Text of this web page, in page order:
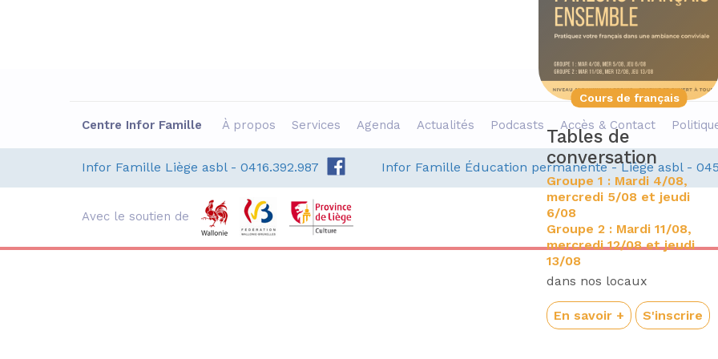
Ateliers Théâtre-
Alpha
décembre, les mercredis
matin de 9h à 12h30
L'An Vert : Rue Mathieu
Polain 4 - 4020 Liège
Ecoute collective
Créations croisées
vécues, solidarités
Cours de français
Tables de
conversation
Groupe 1 : Mardi 4/08,
mercredi 5/08 et jeudi
6/08
Groupe 2 : Mardi 11/08,
mercredi 12/08 et jeudi
13/08
dans nos locaux
En savoir + S'inscrire
Centre Infor Famille À propos Services Agenda Actualités Podcasts Accès & Contact
Infor Famille Liège asbl - 0416.392.987 Infor Famille Éducation permanente - Liège asbl -
Avec le soutien de